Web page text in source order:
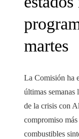
martes
La Comisión ha
últimas semanas
de la crisis con
compromiso
combustibles